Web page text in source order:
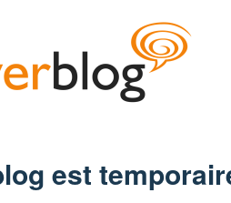
est